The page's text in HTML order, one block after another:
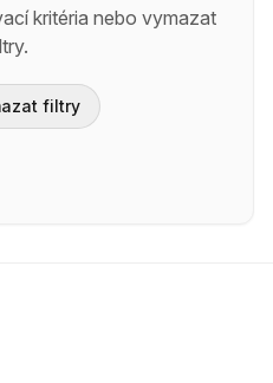
kritéria nebo vymazat
filtry